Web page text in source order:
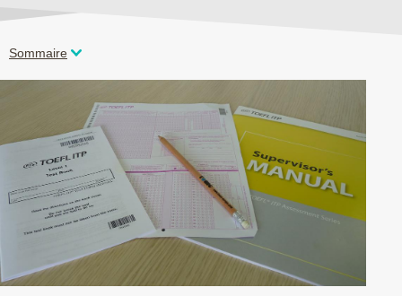
Sommaire